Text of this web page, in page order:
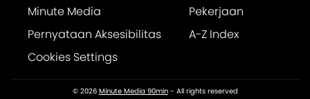
Minute Media
Pekerjaan
Pernyataan Aksesibilitas
A-Z Index
Cookies Settings
© 2026 Minute Media 90min- All rights reserved